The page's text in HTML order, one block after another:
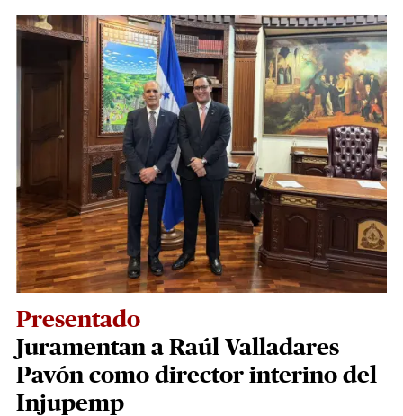
Presentado
Juramentan a Raúl Valladares
Pavón como director interino del
Injupemp